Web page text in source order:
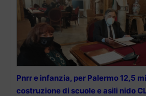
Pnrr e infanzia, per Palermo 12,5
costruzione di scuole e asili nido